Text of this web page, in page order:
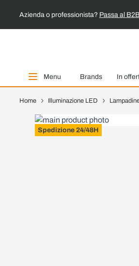
Azienda o professionista? Passa al
Menu Brands In
Home Illuminazione LED
Spedizione 24/48H